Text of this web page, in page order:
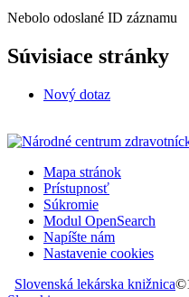
Nebolo odoslané ID záznamu
Súvisiace stránky
Nový dotaz
Mapa stránok
Prístupnosť
Súkromie
Modul OpenSearch
Napíšte nám
Nastavenie cookies
Slovenská lekárska knižnica